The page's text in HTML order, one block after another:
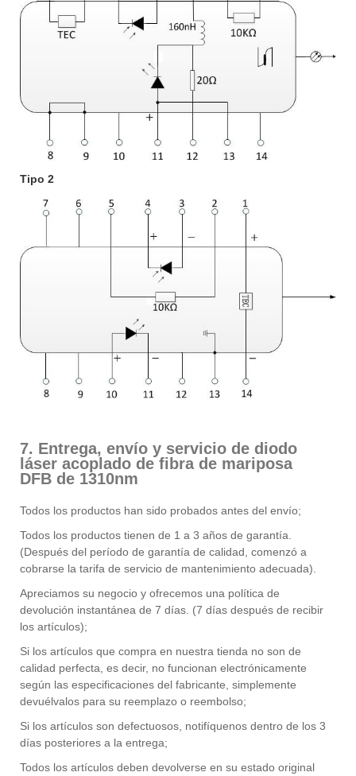
Tipo 2
7. Entrega, envío y servicio de diodo
láser acoplado de fibra de mariposa
DFB de 1310nm
Todos los productos han sido probados antes del envío;
Todos los productos tienen de 1 a 3 años de garantía.
(Después del período de garantía de calidad, comenzó a
cobrarse la tarifa de servicio de mantenimiento adecuada).
Apreciamos su negocio y ofrecemos una política de
devolución instantánea de 7 días. (7 días después de recibir
los artículos);
Si los artículos que compra en nuestra tienda no son de
calidad perfecta, es decir, no funcionan electrónicamente
según las especificaciones del fabricante, simplemente
devuélvalos para su reemplazo o reembolso;
Si los artículos son defectuosos, notifíquenos dentro de los 3
días posteriores a la entrega;
Todos los artículos deben devolverse en su estado original